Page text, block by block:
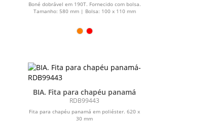
Boné dobrável em 190T. Fornecido com bolsa.
Tamanho: 580 mm | Bolsa: 100 x 110 mm
BIA. Fita para chapéu panamá
RDB99443
Fita para chapéu panamá em poliéster. 620 x
30 mm